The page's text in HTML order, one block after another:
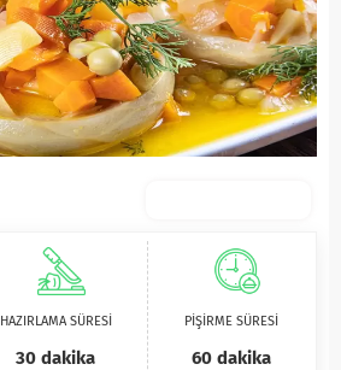
HAZIRLAMA SÜRESİ
30 dakika
PİŞİRME SÜRESİ
60 dakika